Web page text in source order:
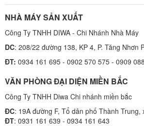
NHÀ MÁY SẢN XUẤT
Công Ty TNHH DIWA - Chi Nhánh Nhà Máy
DC: 208/22 đường 138, KP 4, P. Tăng Nhơn
ĐT: 0934 161 695 - 0902 570 575 - 0909
VĂN PHÒNG ĐẠI DIỆN MIỀN BẮC
Công Ty TNHH Diwa Chi nhánh miền bắc
ĐC: 19A đường F, Tổ dân phố Thành Trung,
ĐT: 0931 161 639 - 0934 161 643